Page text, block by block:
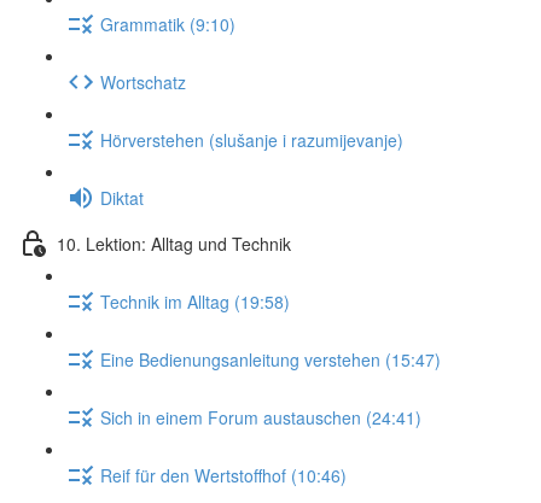
Grammatik (9:10)
Wortschatz
Hörverstehen (slušanje i razumijevanje)
Diktat
10. Lektion: Alltag und Technik
Technik im Alltag (19:58)
Eine Bedienungsanleitung verstehen (15:47)
Sich in einem Forum austauschen (24:41)
Reif für den Wertstoffhof (10:46)